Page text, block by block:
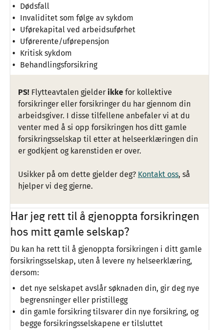
Dødsfall
Invaliditet som følge av sykdom
Uførekapital ved arbeidsuførhet
Uførerente/uførepensjon
Kritisk sykdom
Behandlingsforsikring
PS! Flytteavtalen gjelder ikke for kollektive
forsikringer eller forsikringer du har gjennom din
arbeidsgiver. I disse tilfellene anbefaler vi at du
venter med å si opp forsikringen hos ditt gamle
forsikringsselskap til etter at helseerklæringen din
er godkjent og karenstiden er over.
Usikker på om dette gjelder deg? Kontakt oss, så
hjelper vi deg gjerne.
Har jeg rett til å gjenoppta forsikringen
hos mitt gamle selskap?
Du kan ha rett til å gjenoppta forsikringen i ditt gamle
forsikringsselskap, uten å levere ny helseerklæring,
dersom:
det nye selskapet avslår søknaden din, gir deg nye
begrensninger eller pristillegg
din gamle forsikring tilsvarer din nye forsikring, og
begge forsikringsselskapene er tilsluttet